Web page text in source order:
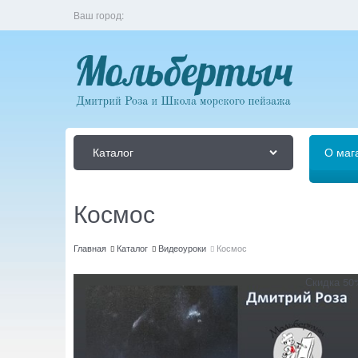
Ваш город:
Каталог О
Космос
Главная Каталог Видеоуроки Космос
Скидка